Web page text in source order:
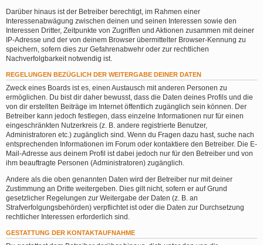
Darüber hinaus ist der Betreiber berechtigt, im Rahmen einer
Interessenabwägung zwischen deinen und seinen Interessen sowie den
Interessen Dritter, Zeitpunkte von Zugriffen und Aktionen zusammen mit deiner
IP-Adresse und der von deinem Browser übermittelter Browser-Kennung zu
speichern, sofern dies zur Gefahrenabwehr oder zur rechtlichen
Nachverfolgbarkeit notwendig ist.
REGELUNGEN BEZÜGLICH DER WEITERGABE DEINER DATEN
Zweck eines Boards ist es, einen Austausch mit anderen Personen zu
ermöglichen. Du bist dir daher bewusst, dass die Daten deines Profils und die
von dir erstellten Beiträge im Internet öffentlich zugänglich sein können. Der
Betreiber kann jedoch festlegen, dass einzelne Informationen nur für einen
eingeschränkten Nutzerkreis (z. B. andere registrierte Benutzer,
Administratoren etc.) zugänglich sind. Wenn du Fragen dazu hast, suche nach
entsprechenden Informationen im Forum oder kontaktiere den Betreiber. Die E-
Mail-Adresse aus deinem Profil ist dabei jedoch nur für den Betreiber und von
ihm beauftragte Personen (Administratoren) zugänglich.
Andere als die oben genannten Daten wird der Betreiber nur mit deiner
Zustimmung an Dritte weitergeben. Dies gilt nicht, sofern er auf Grund
gesetzlicher Regelungen zur Weitergabe der Daten (z. B. an
Strafverfolgungsbehörden) verpflichtet ist oder die Daten zur Durchsetzung
rechtlicher Interessen erforderlich sind.
GESTATTUNG DER KONTAKTAUFNAHME